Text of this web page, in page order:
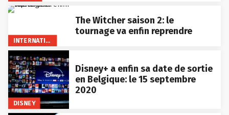
INTERNATIONAL
The Witcher saison 2: le
tournage va enfin reprendre
DISNEY
Disney+ a enfin sa date de sortie
en Belgique: le 15 septembre
2020